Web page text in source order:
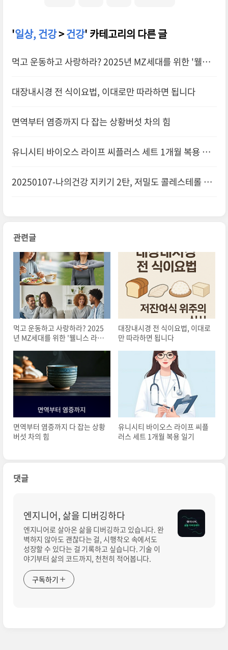
'일상, 건강>건강' 카테고리의 다른 글
먹고 운동하고 사랑하라? 2025년 MZ세대를 위한 '웰니
대장내시경 전 식이요법, 이대로만 따라하면 됩니다
면역부터 염증까지 다 잡는 상황버섯 차의 힘
유니시티 바이오스 라이프 씨플러스 세트 1개월 복용 일
20250107-나의건강 지키기 2탄, 저밀도 콜레스테롤 수
관련글
먹고 운동하고 사랑하라? 2025
년 MZ세대를 위한 '웰니스 라이
대장내시경 전 식이요법, 이대로
만 따라하면 됩니다
면역부터 염증까지 다 잡는 상황
버섯 차의 힘
유니시티 바이오스 라이프 씨플
러스 세트 1개월 복용 일기
댓글
엔지니어, 삶을 디버깅하다
엔지니어로 살아온 삶을 디버깅하고 있습니다. 완
벽하지 않아도 괜찮다는 걸, 시행착오 속에서도
성장할 수 있다는 걸 기록하고 싶습니다. 기술 이
야기부터 삶의 코드까지, 천천히 적어봅니다.
구독하기